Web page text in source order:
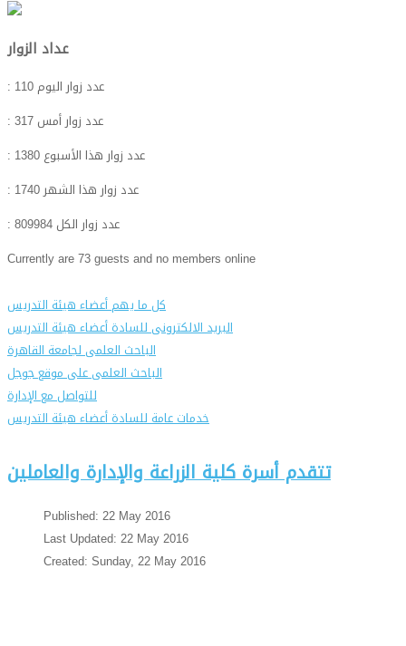
عداد الزوار
: عدد زوار اليوم110
: عدد زوار أمس 317
: عدد زوار هذا الأسبوع 1380
: عدد زوار هذا الشهر1740
: عدد زوار الكل 809984
Currently are 73 guests and no members online
كل ما يهم أعضاء هيئة التدريس
البريد الالكترونى للسادة أعضاء هيئة التدريس
الباحث العلمى لجامعة القاهرة
الباحث العلمى على موقع جوجل
للتواصل مع الإدارة
خدمات عامة للسادة أعضاء هيئة التدريس
تتقدم أسرة كلية الزراعة والإدارة والعاملين
Published: 22 May 2016
Last Updated: 22 May 2016
Created: Sunday, 22 May 2016